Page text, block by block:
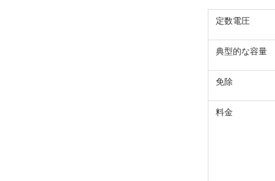
定数電圧
典型的な容量
免除
料金